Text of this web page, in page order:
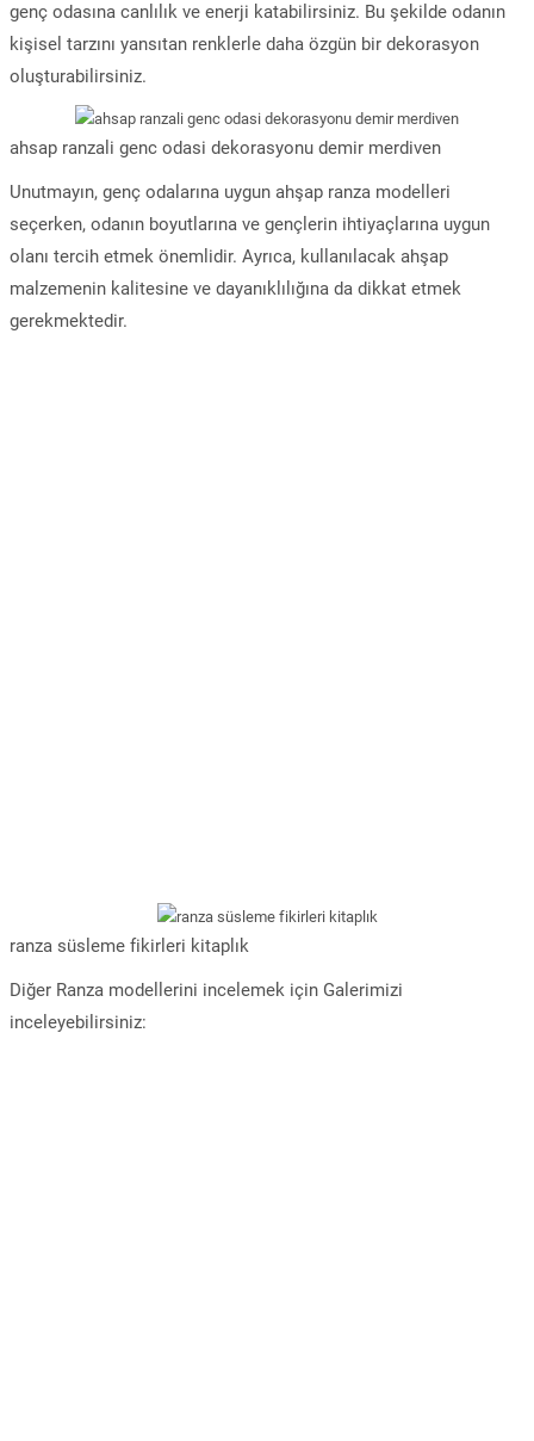
genç odasına canlılık ve enerji katabilirsiniz. Bu şekilde odanın
kişisel tarzını yansıtan renklerle daha özgün bir dekorasyon
oluşturabilirsiniz.
ahsap ranzali genc odasi dekorasyonu demir merdiven
Unutmayın, genç odalarına uygun ahşap ranza modelleri
seçerken, odanın boyutlarına ve gençlerin ihtiyaçlarına uygun
olanı tercih etmek önemlidir. Ayrıca, kullanılacak ahşap
malzemenin kalitesine ve dayanıklılığına da dikkat etmek
gerekmektedir.
ranza süsleme fikirleri kitaplık
Diğer Ranza modellerini incelemek için Galerimizi
inceleyebilirsiniz: